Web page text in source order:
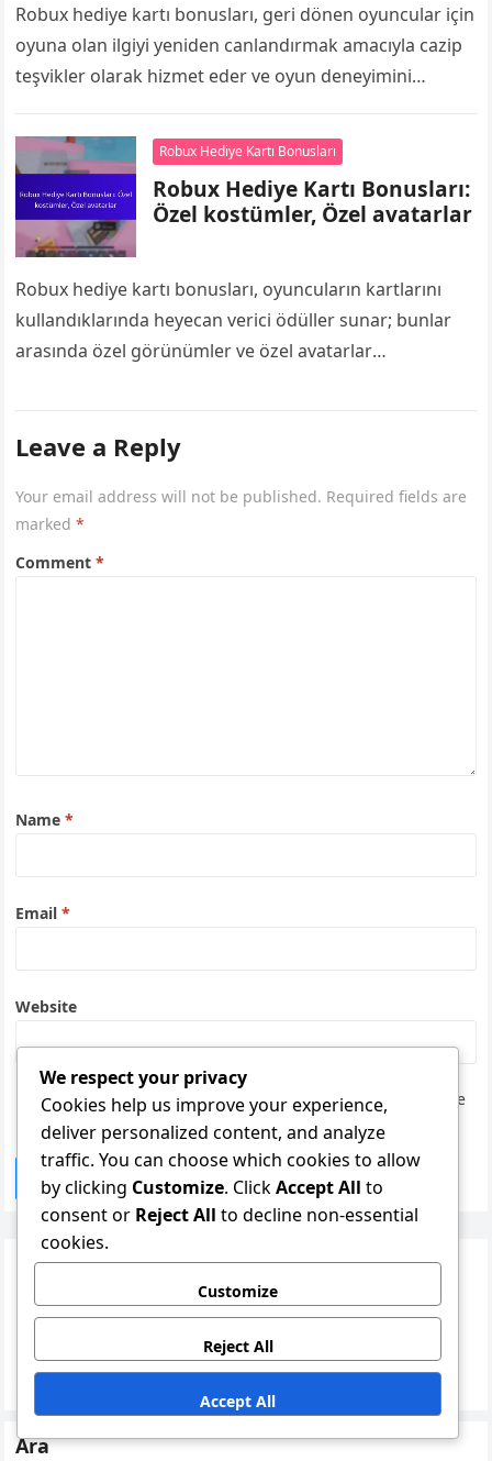
Robux hediye kartı bonusları, geri dönen oyuncular için
oyuna olan ilgiyi yeniden canlandırmak amacıyla cazip
teşvikler olarak hizmet eder ve oyun deneyimini
Robux Hediye Kartı Bonusları
Robux Hediye Kartı Bonusları:
Özel kostümler, Özel avatarlar
Robux hediye kartı bonusları, oyuncuların kartlarını
kullandıklarında heyecan verici ödüller sunar; bunlar
arasında özel görünümler ve özel avatarlar
Leave a Reply
Your email address will not be published. Required fields are
marked*
Comment*
Name*
Email*
Website
Save my name, email, and website in this browser for the
next time I comment.
Bağlantılar
Bize Ulaşın
Ara
We respect your privacy
Cookies help us improve your experience,
deliver personalized content, and analyze
traffic. You can choose which cookies to allow
by clicking Customize. ClickAccept All to
consent or Reject All to decline non-essential
cookies.
Customize
Reject All
Accept All